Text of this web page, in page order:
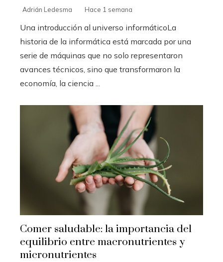
Adrián Ledesma Hace 1 semana
Una introducción al universo informáticoLa
historia de la informática está marcada por una
serie de máquinas que no solo representaron
avances técnicos, sino que transformaron la
economía, la ciencia ...
Comer saludable: la importancia del
equilibrio entre macronutrientes y
micronutrientes